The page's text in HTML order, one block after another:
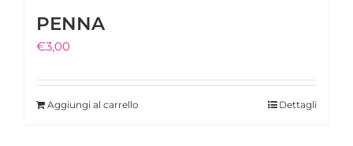
PENNA
€3,00
Aggiungi al carrello Dettagli